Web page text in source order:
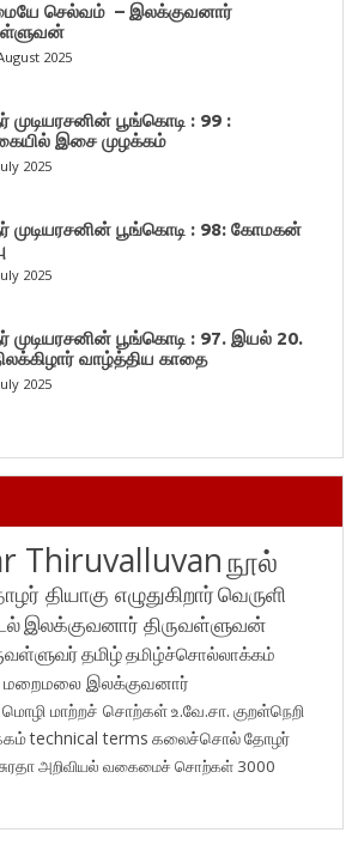
செல்வம் – இலக்குவனார்
2025
முடியரசனின் பூங்கொடி : 99 :
இசை முழக்கம்
2025
முடியரசனின் பூங்கொடி : 98: கோமகன்
2025
முடியரசனின் பூங்கொடி : 97. இயல் 20.
வாழ்த்திய காதை
2025
Thiruvalluvanநூல்
தியாகு எழுதுகிறார்வெருளி
இலக்குவனார் திருவள்ளுவன்
தமிழ்தமிழ்ச்சொல்லாக்கம்
மறைமலை இலக்குவனார்
மொழி மாற்றச் சொற்கள்உ.வே.சா. குறள்நெறி
technical terms கலைச்சொல்தோழர்
அறிவியல் வகைமைச் சொற்கள் 3000